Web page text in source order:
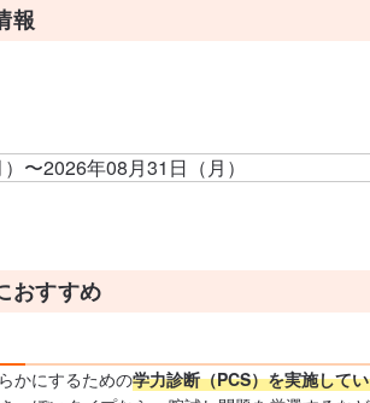
報
〜2026年08月31日（月）
おすすめ
かにするための学力診断（PCS）を実施して